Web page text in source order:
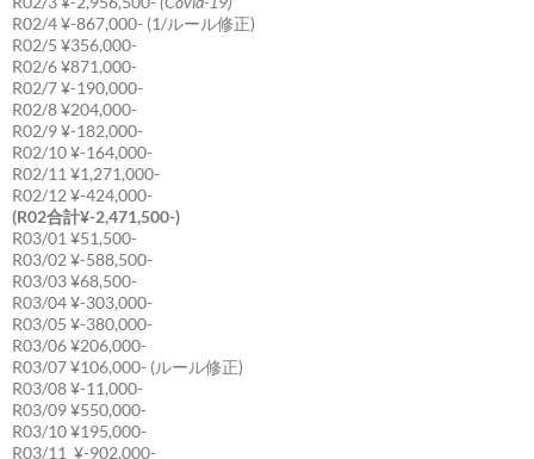
R02/4 ¥-867,000- (1/ルール修正)
R02/5 ¥356,000-
R02/6 ¥871,000-
R02/7 ¥-190,000-
R02/8 ¥204,000-
R02/9 ¥-182,000-
R02/10 ¥-164,000-
R02/11 ¥1,271,000-
R02/12 ¥-424,000-
(R02合計¥-2,471,500-)
R03/01 ¥51,500-
R03/02 ¥-588,500-
R03/03 ¥68,500-
R03/04 ¥-303,000-
R03/05 ¥-380,000-
R03/06 ¥206,000-
R03/07 ¥106,000- (ルール修正)
R03/08 ¥-11,000-
R03/09 ¥550,000-
R03/10 ¥195,000-
R03/11 ¥-902,000-